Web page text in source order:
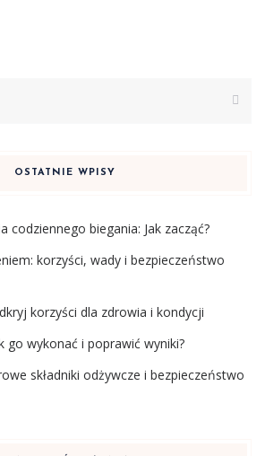
OSTATNIE WPISY
codziennego biegania: Jak zacząć?
korzyści, wady i bezpieczeństwo
korzyści dla zdrowia i kondycji
go wykonać i poprawić wyniki?
składniki odżywcze i bezpieczeństwo